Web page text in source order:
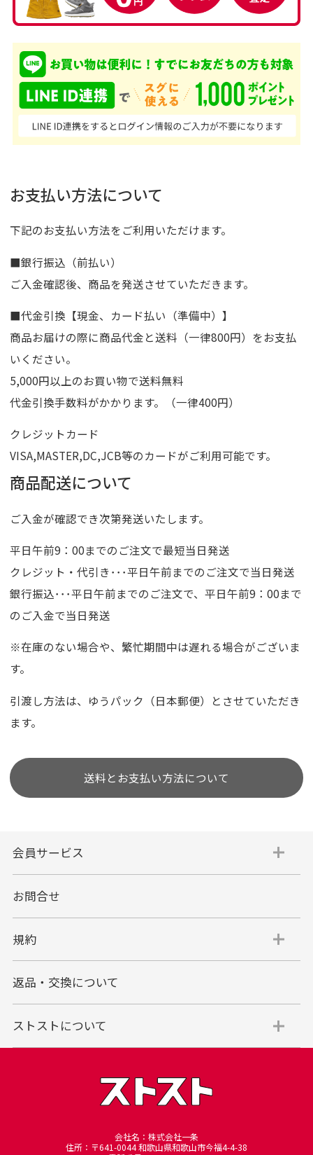
お支払い方法について
下記のお支払い方法をご利用いただけます。
■銀行振込（前払い）
ご入金確認後、商品を発送させていただきます。
■代金引換【現金、カード払い（準備中）】
商品お届けの際に商品代金と送料（一律800円）をお支払
いください。
5,000円以上のお買い物で送料無料
代金引換手数料がかかります。（一律400円）
クレジットカード
VISA,MASTER,DC,JCB等のカードがご利用可能です。
商品配送について
ご入金が確認でき次第発送いたします。
平日午前9：00までのご注文で最短当日発送
クレジット・代引き･･･平日午前までのご注文で当日発送
銀行振込･･･平日午前までのご注文で、平日午前9：00まで
のご入金で当日発送
※在庫のない場合や、繁忙期間中は遅れる場合がございま
す。
引渡し方法は、ゆうパック（日本郵便）とさせていただき
ます。
送料とお支払い方法について
会員サービス
お問合せ
規約
返品・交換について
ストストについて
会社名：株式会社一条
住所：〒641-0044 和歌山県和歌山市今福4-4-38